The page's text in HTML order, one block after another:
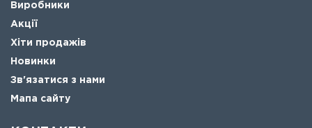
Виробники
Акції
Хіти продажів
Новинки
Зв'язатися з нами
Мапа сайту